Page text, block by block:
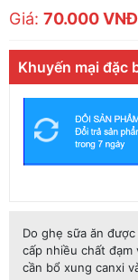
Giá: 70.000VNĐ
Khuyến mại đặc
Do ghẹ sữa ăn
cấp nhiều chất đạm
cần bổ xung canxi